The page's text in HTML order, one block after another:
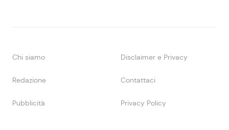
Chi siamo Disclaimer e Privacy
Redazione Contattaci
Pubblicità Privacy Policy